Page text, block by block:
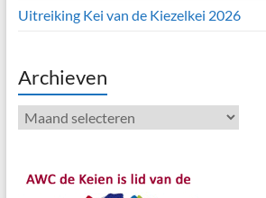
Uitreiking Kei van de Kiezelkei 2026
Archieven
Archieven